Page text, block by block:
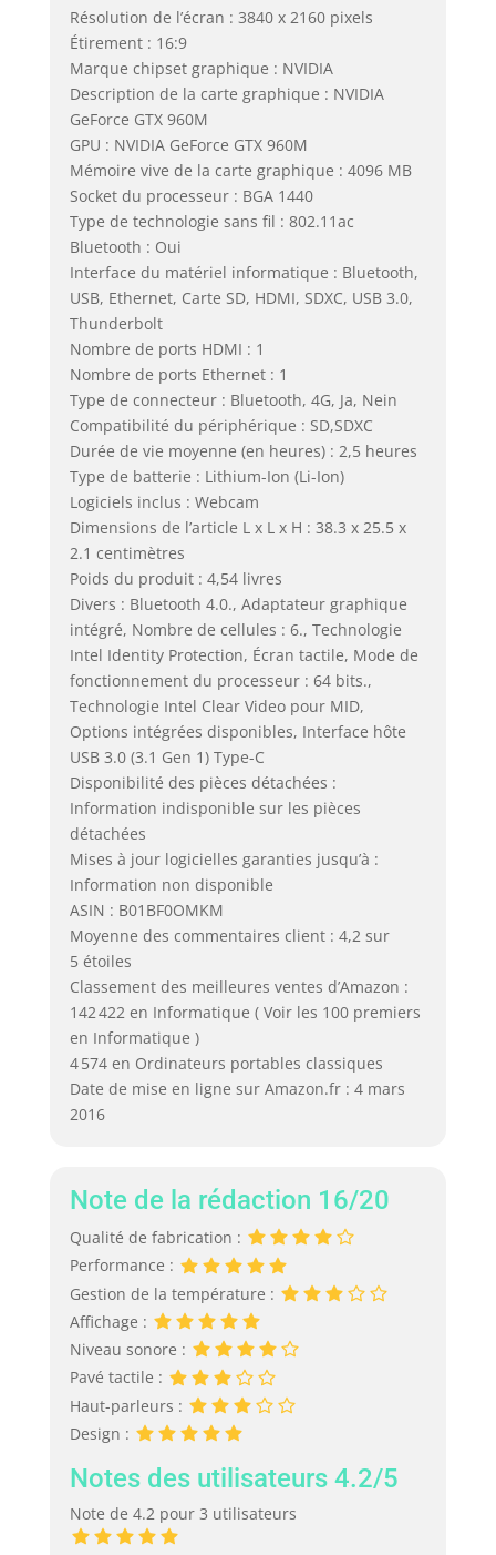
Résolution de l’écran : 3840 x 2160 pixels
Étirement : 16:9
Marque chipset graphique : NVIDIA
Description de la carte graphique : NVIDIA
GeForce GTX 960M
GPU : NVIDIA GeForce GTX 960M
Mémoire vive de la carte graphique : 4096 MB
Socket du processeur : BGA 1440
Type de technologie sans fil : 802.11ac
Bluetooth : Oui
Interface du matériel informatique : Bluetooth,
USB, Ethernet, Carte SD, HDMI, SDXC, USB 3.0,
Thunderbolt
Nombre de ports HDMI : 1
Nombre de ports Ethernet : 1
Type de connecteur : Bluetooth, 4G, Ja, Nein
Compatibilité du périphérique : SD,SDXC
Durée de vie moyenne (en heures) : 2,5 heures
Type de batterie : Lithium-Ion (Li-Ion)
Logiciels inclus : Webcam
Dimensions de l’article L x L x H : 38.3 x 25.5 x
2.1 centimètres
Poids du produit : 4,54 livres
Divers : Bluetooth 4.0., Adaptateur graphique
intégré, Nombre de cellules : 6., Technologie
Intel Identity Protection, Écran tactile, Mode de
fonctionnement du processeur : 64 bits.,
Technologie Intel Clear Video pour MID,
Options intégrées disponibles, Interface hôte
USB 3.0 (3.1 Gen 1) Type-C
Disponibilité des pièces détachées :
Information indisponible sur les pièces
détachées
Mises à jour logicielles garanties jusqu’à :
Information non disponible
ASIN : B01BF0OMKM
Moyenne des commentaires client : 4,2 sur
5 étoiles
Classement des meilleures ventes d’Amazon :
142 422 en Informatique ( Voir les 100 premiers
en Informatique )
4 574 en Ordinateurs portables classiques
Date de mise en ligne sur Amazon.fr : 4 mars
2016
Note de la rédaction 16/20
Qualité de fabrication :
Performance :
Gestion de la température :
Affichage :
Niveau sonore :
Pavé tactile :
Haut-parleurs :
Design :
Notes des utilisateurs 4.2/5
Note de 4.2 pour 3 utilisateurs